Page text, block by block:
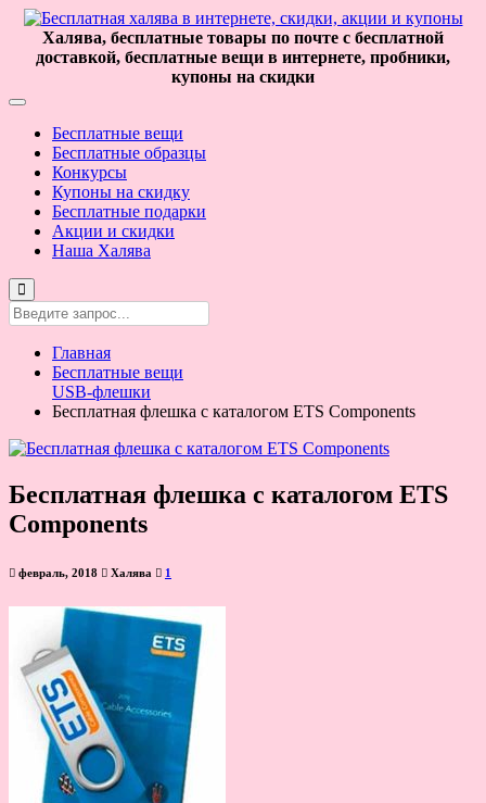
Халява, бесплатные товары по почте с бесплатной
доставкой, бесплатные вещи в интернете, пробники,
купоны на скидки
Бесплатные вещи
Бесплатные образцы
Конкурсы
Купоны на скидку
Бесплатные подарки
Акции и скидки
Наша Халява
Главная
Бесплатные вещи
USB-флешки
Бесплатная флешка с каталогом ETS Components
Бесплатная флешка с каталогом ETS
Components
февраль, 2018 Халява 1